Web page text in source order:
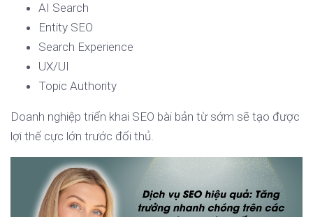
AI Search
Entity SEO
Search Experience
UX/UI
Topic Authority
Doanh nghiệp triển khai SEO bài bản từ sớm sẽ tạo được
lợi thế cực lớn trước đối thủ.